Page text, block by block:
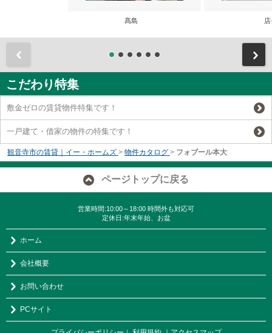
髙島 店
こだわり特集
敷金ゼロの賃貸物件特集です！
一戸建て・借家の物件の特集です！
観音寺市の賃貸｜イー・ホームズ > 物件カタログ > フォブール本大
ページトップに戻る
営業時間:10:00～18:00 時間外も対応可
定休日:年末年始、お盆
ホーム
会社概要
お問い合わせ
PCサイト